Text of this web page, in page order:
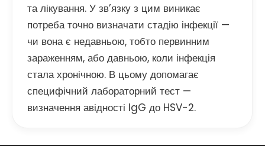
та лікування. У зв’язку з цим виникає
потреба точно визначати стадію інфекції —
чи вона є недавньою, тобто первинним
зараженням, або давньою, коли інфекція
стала хронічною. В цьому допомагає
специфічний лабораторний тест —
визначення авідності IgG до HSV-2.